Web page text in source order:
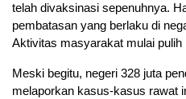
telah divaksinasi sepenuhnya.
pembatasan yang berlaku di
Aktivitas masyarakat mulai pulih
Meski begitu, negeri 328 juta
melaporkan kasus-kasus rawat